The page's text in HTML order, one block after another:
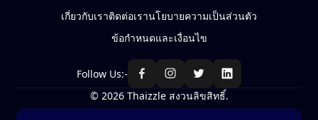
เกี่ยวกับเราติดต่อเรานโยบายความเป็นส่วนตัว
ข้อกำหนดและเงื่อนไข
Follow Us:-
© 2026 Thaizzle สงวนลิขสิทธิ์.